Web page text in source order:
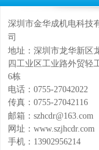
深圳市金华成机电科技
司
地址：深圳市龙华新区
四工业区工业路外贸轻
6栋
电话：0755-27042022
传真：0755-27042116
邮箱：szhcdr@163.com
网址：www.szjhcdr.com
手机：13902956214